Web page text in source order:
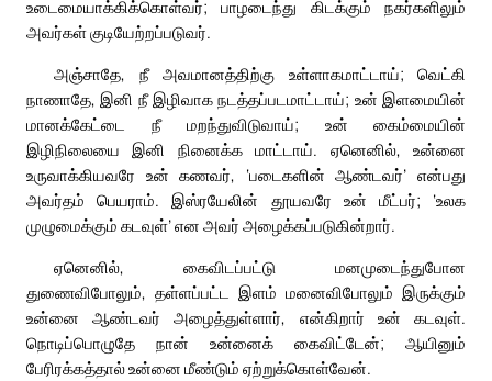
உடைமையாக்கிக்கொள்வர்; பாழடைந்து கிடக்கும் நகர்களிலும்
அவர்கள் குடியேற்றப்படுவர்.
அஞ்சாதே, நீ அவமானத்திற்கு உள்ளாகமாட்டாய்; வெட்கி
நாணாதே, இனி நீ இழிவாக நடத்தப்படமாட்டாய்; உன் இளமையின்
மானக்கேட்டை நீ மறந்துவிடுவாய்; உன் கைம்மையின்
இழிநிலையை இனி நினைக்க மாட்டாய். ஏனெனில், உன்னை
உருவாக்கியவரே உன் கணவர், ‘படைகளின் ஆண்டவர்’ என்பது
அவர்தம் பெயராம். இஸ்ரயேலின் தூயவரே உன் மீட்பர்; ‘உலக
முழுமைக்கும் கடவுள்’ என அவர் அழைக்கப்படுகின்றார்.
ஏனெனில், கைவிடப்பட்டு மனமுடைந்துபோன
துணைவிபோலும், தள்ளப்பட்ட இளம் மனைவிபோலும் இருக்கும்
உன்னை ஆண்டவர் அழைத்துள்ளார், என்கிறார் உன் கடவுள்.
நொடிப்பொழுதே நான் உன்னைக் கைவிட்டேன்; ஆயினும்
பேரிரக்கத்தால் உன்னை மீண்டும் ஏற்றுக்கொள்வேன்.